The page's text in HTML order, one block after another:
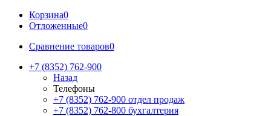
Корзина0
Отложенные0
Сравнение товаров0
+7 (8352) 762-900
Назад
Телефоны
+7 (8352) 762-900 отдел продаж
+7 (8352) 762-800 бухгалтерия